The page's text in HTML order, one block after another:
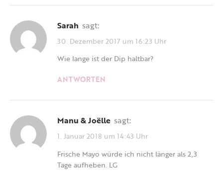
Sarah sagt:
30. Dezember 2017 um 16:23 Uhr
Wie lange ist der Dip haltbar?
ANTWORTEN
Manu & Joëlle sagt:
1. Januar 2018 um 14:43 Uhr
Frische Mayo würde ich nicht länger als 2,3
Tage aufheben. LG